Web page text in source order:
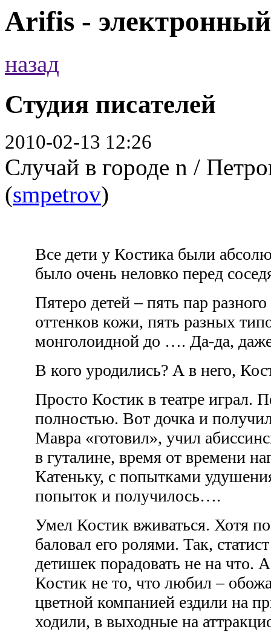
Arifis -
назад
Студия писателей
2010-02-13 12:26
Случай в городе n /
(smpetrov)
Все дети у Костика были
было очень неловко перед
Пятеро детей – пять пар
оттенков кожи, пять разных
монголоидной до …. Да-да,
В кого уродились? А в него,
Просто Костик в театре играл.
полностью. Вот дочка и
Мавра «готовил», учил
в гуталине, время от времени
Катеньку, с попытками
попыток и получилось….
Умел Костик вживаться. Хотя
баловал его ролями. Так,
детишек порадовать не на что.
Костик не то, что любил –
цветной компанией ездили на
ходили, в выходные на